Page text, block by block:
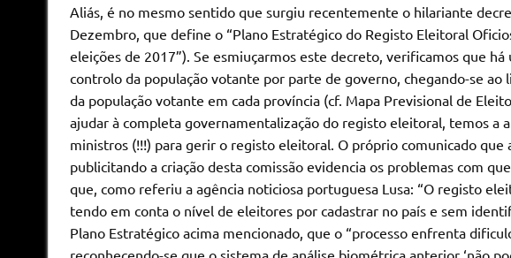
Aliás, é no mesmo sentido que surgiu recentemente o hilariante
Dezembro, que define o “Plano Estratégico do Registo Eleitoral
eleições de 2017”). Se esmiuçarmos este decreto, verificamos que
controlo da população votante por parte de governo, chegando-se
da população votante em cada província (cf. Mapa Previsional de
ajudar à completa governamentalização do registo eleitoral, temos a
ministros (!!!) para gerir o registo eleitoral. O próprio comunicado que
publicitando a criação desta comissão evidencia os problemas com
que, como referiu a agência noticiosa portuguesa Lusa: “O registo
tendo em conta o nível de eleitores por cadastrar no país e sem
Plano Estratégico acima mencionado, que o “processo enfrenta
reconhecendo-se que o sistema de análise biométrica anterior ‘não